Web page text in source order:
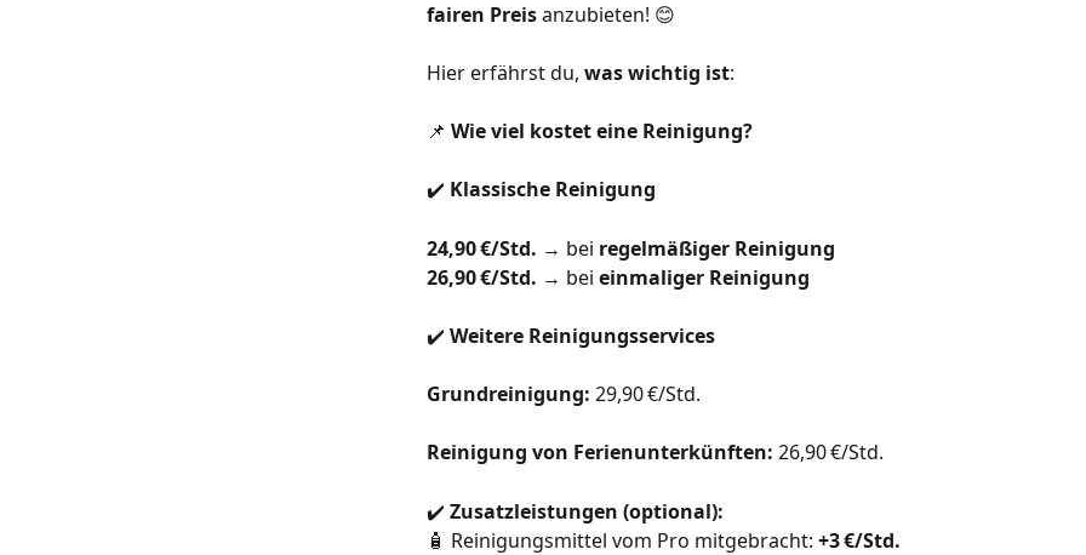
fairen Preis anzubieten! 😊
Hier erfährst du, was wichtig ist:
📌 Wie viel kostet eine Reinigung?
✔️ Klassische Reinigung
24,90 €/Std. → bei regelmäßiger Reinigung
26,90 €/Std. → bei einmaliger Reinigung
✔️ Weitere Reinigungsservices
Grundreinigung: 29,90 €/Std.
Reinigung von Ferienunterkünften: 26,90 €/Std.
✔️ Zusatzleistungen (optional):
🧴 Reinigungsmittel vom Pro mitgebracht: +3 €/Std.